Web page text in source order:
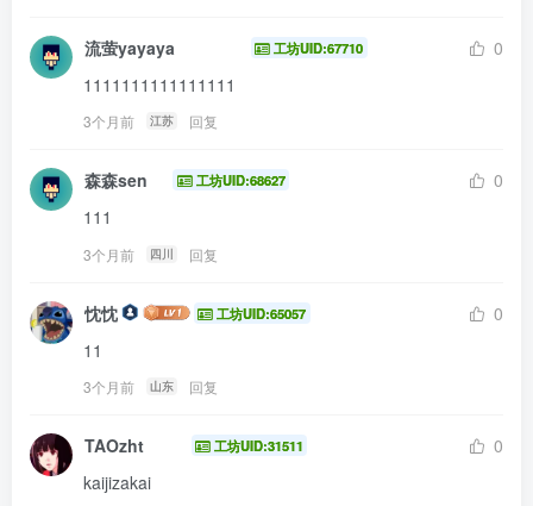
流萤yayaya 工坊UID:67710
0
1111111111111111
3个月前 江苏 回复
森森sen 工坊UID:68627
0
111
3个月前 四川 回复
忱忱 工坊UID:65057
0
11
3个月前 山东 回复
TAOzht 工坊UID:31511
0
kaijizakai